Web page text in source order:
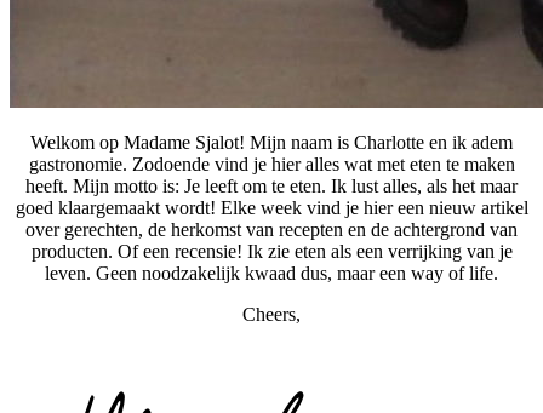
Welkom op Madame Sjalot! Mijn naam is Charlotte en ik adem
gastronomie. Zodoende vind je hier alles wat met eten te maken
heeft. Mijn motto is: Je leeft om te eten. Ik lust alles, als het maar
goed klaargemaakt wordt! Elke week vind je hier een nieuw artikel
over gerechten, de herkomst van recepten en de achtergrond van
producten. Of een recensie! Ik zie eten als een verrijking van je
leven. Geen noodzakelijk kwaad dus, maar een way of life.
Cheers,